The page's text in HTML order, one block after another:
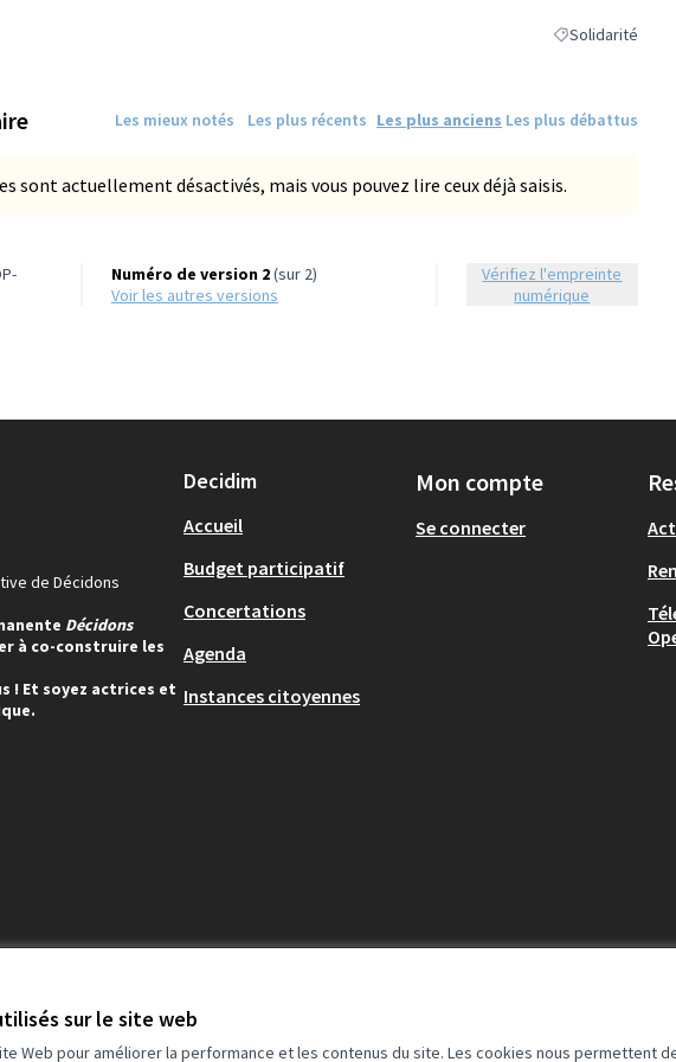
sur le site web
Web pour améliorer la performance et les contenus du site. Les cookies nous permettent
Filtrer les
Solidarité
Les mieux notés Les plus récents Les plus anciens Les plus débattus
sont actuellement désactivés, mais vous pouvez lire ceux déjà saisis.
Numéro de version 2(sur 2)
voir les autres versions
Vérifiez l'empreinte
numérique
de Décidons
Décidons
à co-construire les
! Et soyez actrices et
Decidim
Accueil
Budget participatif
Concertations
Agenda
Instances citoyennes
Mon compte
Se connecter